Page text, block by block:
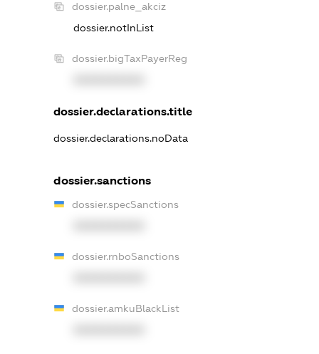
dossier.palne_akciz
dossier.notInList
dossier.bigTaxPayerReg
dossier.declarations.title
dossier.declarations.noData
dossier.sanctions
dossier.specSanctions
dossier.rnboSanctions
dossier.amkuBlackList